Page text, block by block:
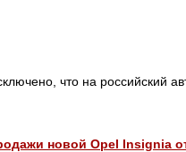
что на российский
новой Opel Insignia